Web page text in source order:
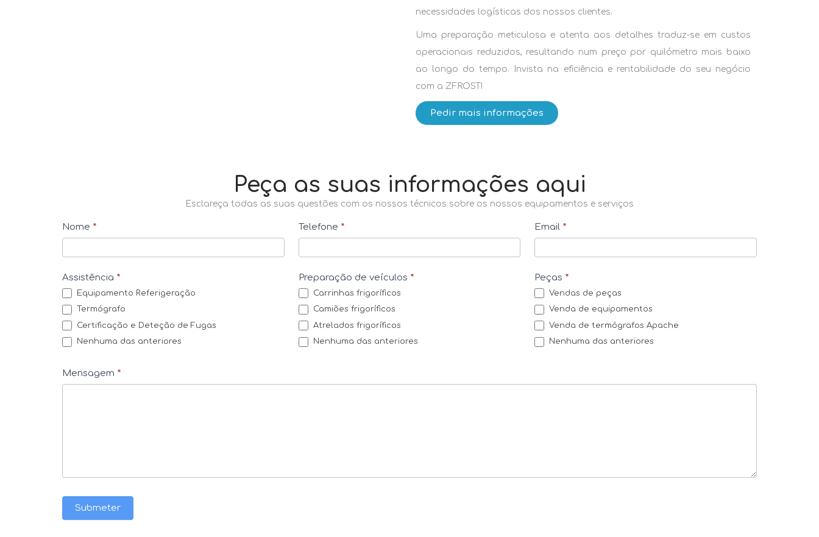
necessidades logísticas dos nossos clientes.
Uma preparação meticulosa e atenta aos detalhes traduz-se em custos
operacionais reduzidos, resultando num preço por quilómetro mais baixo
ao longo do tempo. Invista na eficiência e rentabilidade do seu negócio
com a ZFROST!
Pedir mais informações
Peça as suas informações aqui
Esclareça todas as suas questões com os nossos técnicos sobre os nossos equipamentos e serviços
C
t
a
c
t
o
Nome * Telefone * Email *
Assistência *
Equipamento Referigeração
Termógrafo
Certificação e Deteção de Fugas
Nenhuma das anteriores
Preparação de veículos *
Carrinhas frigoríficos
Camiões frigoríficos
Atrelados frigoríficos
Nenhuma das anteriores
Peças *
Vendas de peças
Venda de equipamentos
Venda de termógrafos Apache
Nenhuma das anteriores
Mensagem *
Submeter